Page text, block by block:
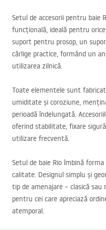
Setul de accesorii pentru baie
funcțională, ideală pentru
suport pentru prosop, un
cârlige practice, formând un
utilizarea zilnică.
Toate elementele sunt
umiditate și coroziune,
perioadă îndelungată.
oferind stabilitate, fixare
utilizare frecventă.
Setul de baie Rio îmbină
calitate. Designul simplu și
tip de amenajare – clasică sau
pentru cei care apreciază
atemporal.